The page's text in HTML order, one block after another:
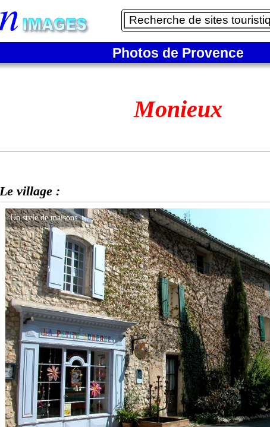
Photos de Provence
Monieux
Le village :
Un style de maisons